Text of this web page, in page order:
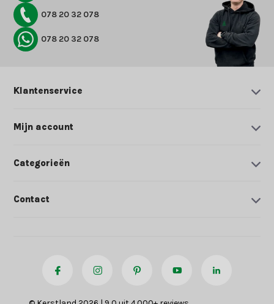
078 20 32 078
078 20 32 078
Klantenservice
Mijn account
Categorieën
Contact